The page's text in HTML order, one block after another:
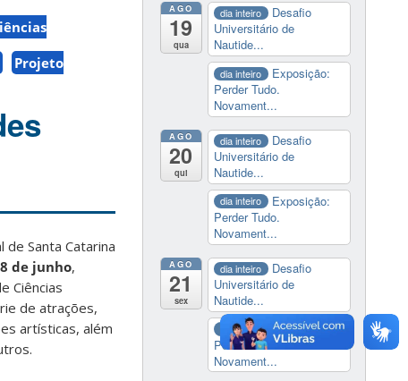
Projeto
Santa Catarina
de junho,
Ciências
de atrações,
artísticas, além
AGO
19
qua
dia inteiro
Desafio
Universitário de
Nautide...
dia inteiro
Exposição:
Perder Tudo.
Novament...
AGO
20
qui
dia inteiro
Desafio
Universitário de
Nautide...
dia inteiro
Exposição:
Perder Tudo.
Novament...
AGO
21
sex
dia inteiro
Desafio
Universitário de
Nautide...
dia inteiro
Exposição:
Perder Tudo.
Novament...